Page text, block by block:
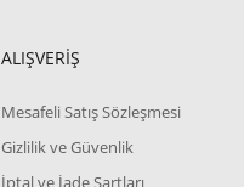
ALIŞVERİŞ
Mesafeli Satış Sözleşmesi
Gizlilik ve Güvenlik
İptal ve İade Şartları